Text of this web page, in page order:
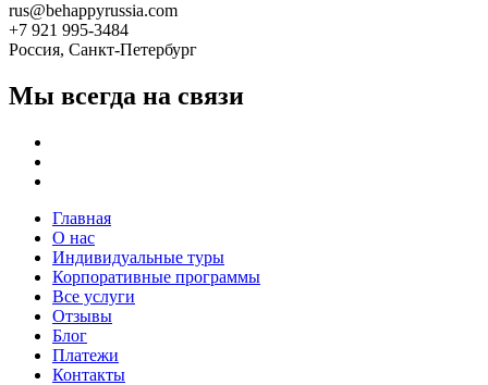
rus@behappyrussia.com
+7 921 995-3484
Россия, Санкт-Петербург
Мы всегда на связи
Главная
О нас
Индивидуальные туры
Корпоративные программы
Все услуги
Отзывы
Блог
Платежи
Контакты